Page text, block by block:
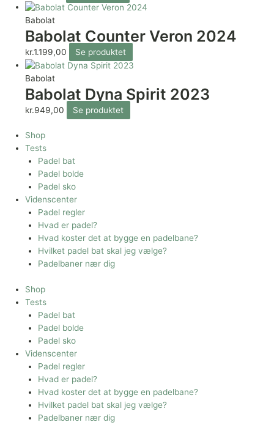
Babolat
Babolat Counter Veron 2024
kr.1.199,00 Se produktet
Babolat
Babolat Dyna Spirit 2023
kr.949,00 Se produktet
Shop
Tests
Padel bat
Padel bolde
Padel sko
Videnscenter
Padel regler
Hvad er padel?
Hvad koster det at bygge en padelbane?
Hvilket padel bat skal jeg vælge?
Padelbaner nær dig
Shop
Tests
Padel bat
Padel bolde
Padel sko
Videnscenter
Padel regler
Hvad er padel?
Hvad koster det at bygge en padelbane?
Hvilket padel bat skal jeg vælge?
Padelbaner nær dig